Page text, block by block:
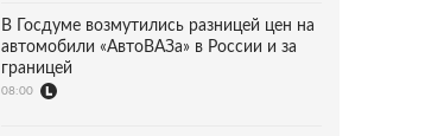
В Госдуме возмутились разницей цен на
автомобили «АвтоВАЗа» в России и за
границей
08:00